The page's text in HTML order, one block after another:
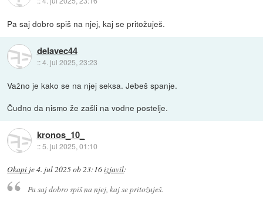
Pa saj dobro spiš na njej, kaj se pritožuješ.
delavec44
::4. jul 2025, 23:23
Važno je kako se na njej seksa. Jebeš spanje.
Čudno da nismo že zašli na vodne postelje.
kronos_10_
::5. jul 2025, 01:10
Okapi je4. jul 2025 ob 23:16izjavil:
Pa saj dobro spiš na njej, kaj se pritožuješ.